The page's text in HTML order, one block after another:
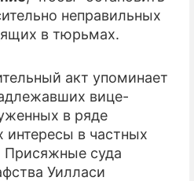
неправильных
в тюрьмах.
акт упоминает
вице-
в ряде
в частных
Присяжные суда
Уилласи